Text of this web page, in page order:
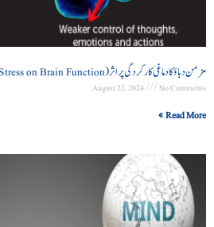
مزمن دباؤ کا دماغی کارکردگی پر اثر (Effects of Chronic Stress on Brain Function)
August 22, 2024 No Comments
Read More »